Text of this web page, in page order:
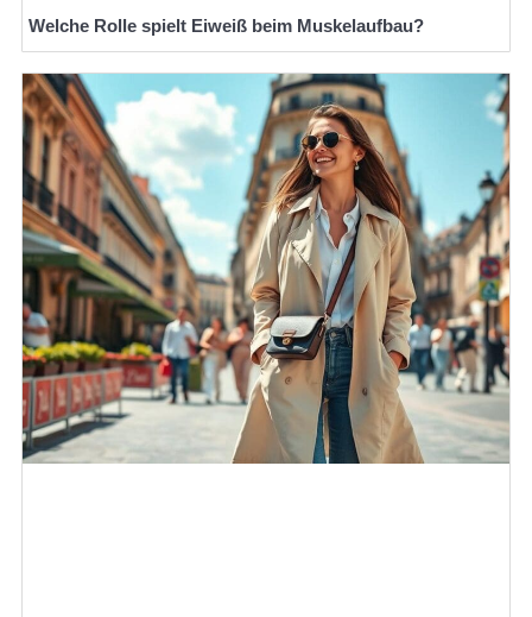
Welche Rolle spielt Eiweiß beim Muskelaufbau?